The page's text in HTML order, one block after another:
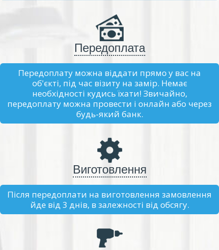
Передоплата
Передоплату можна віддати прямо у вас на
об'єкті, під час візиту на замір. Немає
необхідності кудись їхати! Звичайно,
передоплату можна провести і онлайн або через
будь-який банк.
Виготовлення
Після передоплати на виготовлення замовлення
йде від 3 днів, в залежності від обсягу.